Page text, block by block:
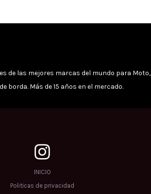
de las mejores marcas del mundo para Moto,
borda. Más de 15 años en el mercado.
INICIO
Politicas de privacidad